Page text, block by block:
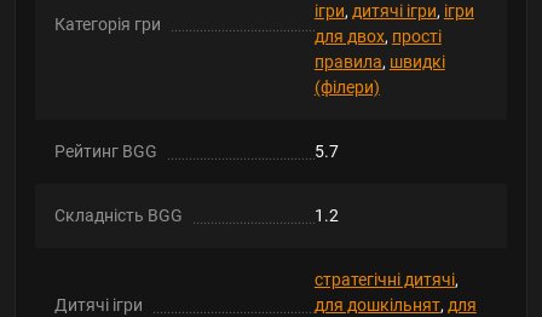
Категорія гри
ігри, дитячі ігри, ігри
для двох, прості
правила, швидкі
(філери)
Рейтинг BGG 5.7
Складність BGG 1.2
Дитячі ігри
стратегічні дитячі,
для дошкільнят, для